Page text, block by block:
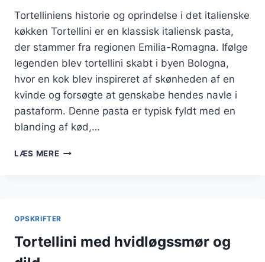
Tortelliniens historie og oprindelse i det italienske
køkken Tortellini er en klassisk italiensk pasta,
der stammer fra regionen Emilia-Romagna. Ifølge
legenden blev tortellini skabt i byen Bologna,
hvor en kok blev inspireret af skønheden af en
kvinde og forsøgte at genskabe hendes navle i
pastaform. Denne pasta er typisk fyldt med en
blanding af kød,…
LÆS MERETORTELLINI
OPSKRIFTER
Tortellini med hvidløgssmør og